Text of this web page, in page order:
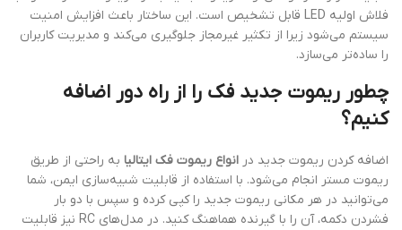
فلاش اولیه LED قابل تشخیص است. این ساختار باعث افزایش امنیت
سیستم می‌شود زیرا از تکثیر غیرمجاز جلوگیری می‌کند و مدیریت کاربران
را ساده‌تر می‌سازد.
چطور ریموت جدید فک را از راه دور اضافه
کنیم؟
اضافه کردن ریموت جدید در انواع ریموت فک ایتالیا به راحتی از طریق
ریموت مستر انجام می‌شود. با استفاده از قابلیت شبیه‌سازی ایمن، شما
می‌توانید در هر مکانی ریموت جدید را کپی کرده و سپس با دو بار
فشردن دکمه، آن را با گیرنده هماهنگ کنید. در مدل‌های RC نیز قابلیت